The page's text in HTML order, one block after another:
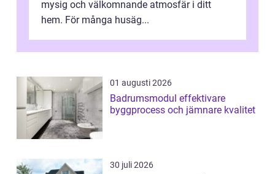
mysig och välkomnande atmosfär i ditt
hem. För många husäg...
01 augusti 2026
Badrumsmodul effektivare
byggprocess och jämnare kvalitet
30 juli 2026